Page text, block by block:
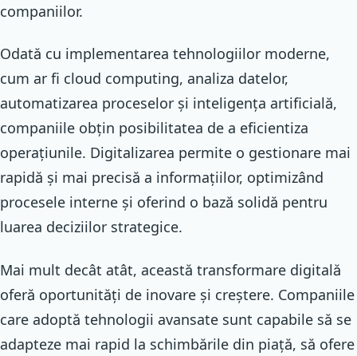
companiilor.
Odată cu implementarea tehnologiilor moderne,
cum ar fi cloud computing, analiza datelor,
automatizarea proceselor și inteligența artificială,
companiile obțin posibilitatea de a eficientiza
operațiunile. Digitalizarea permite o gestionare mai
rapidă și mai precisă a informațiilor, optimizând
procesele interne și oferind o bază solidă pentru
luarea deciziilor strategice.
Mai mult decât atât, această transformare digitală
oferă oportunități de inovare și creștere. Companiile
care adoptă tehnologii avansate sunt capabile să se
adapteze mai rapid la schimbările din piață, să ofere